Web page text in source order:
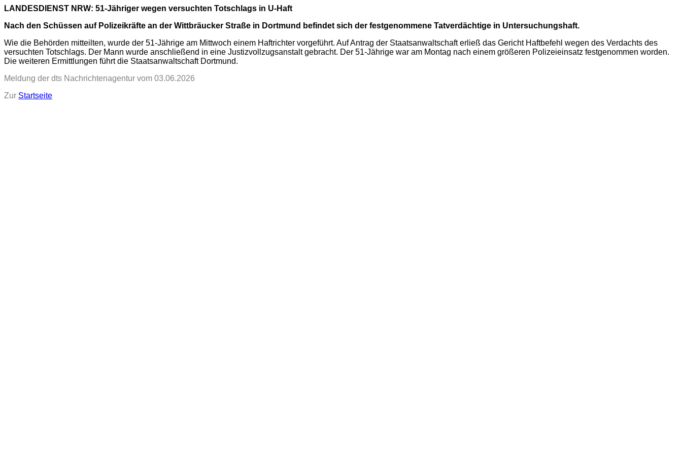
LANDESDIENST NRW: 51-Jähriger wegen versuchten Totschlags in U-Haft
Nach den Schüssen auf Polizeikräfte an der Wittbräucker Straße in Dortmund befindet sich der festgenommene Tatverdächtige in Untersuchungshaft.
Wie die Behörden mitteilten, wurde der 51-Jährige am Mittwoch einem Haftrichter vorgeführt. Auf Antrag der Staatsanwaltschaft erließ das Gericht Haftbefehl wegen des Verdachts des
versuchten Totschlags. Der Mann wurde anschließend in eine Justizvollzugsanstalt gebracht. Der 51-Jährige war am Montag nach einem größeren Polizeieinsatz festgenommen worden.
Die weiteren Ermittlungen führt die Staatsanwaltschaft Dortmund.
Meldung der dts Nachrichtenagentur vom 03.06.2026
Zur Startseite